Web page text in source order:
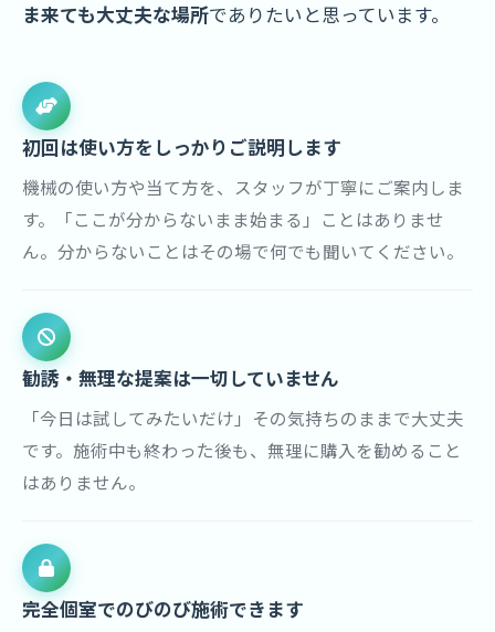
ま来ても大丈夫な場所でありたいと思っています。
初回は使い方をしっかりご説明します
機械の使い方や当て方を、スタッフが丁寧にご案内しま
す。「ここが分からないまま始まる」ことはありませ
ん。分からないことはその場で何でも聞いてください。
勧誘・無理な提案は一切していません
「今日は試してみたいだけ」その気持ちのままで大丈夫
です。施術中も終わった後も、無理に購入を勧めること
はありません。
完全個室でのびのび施術できます